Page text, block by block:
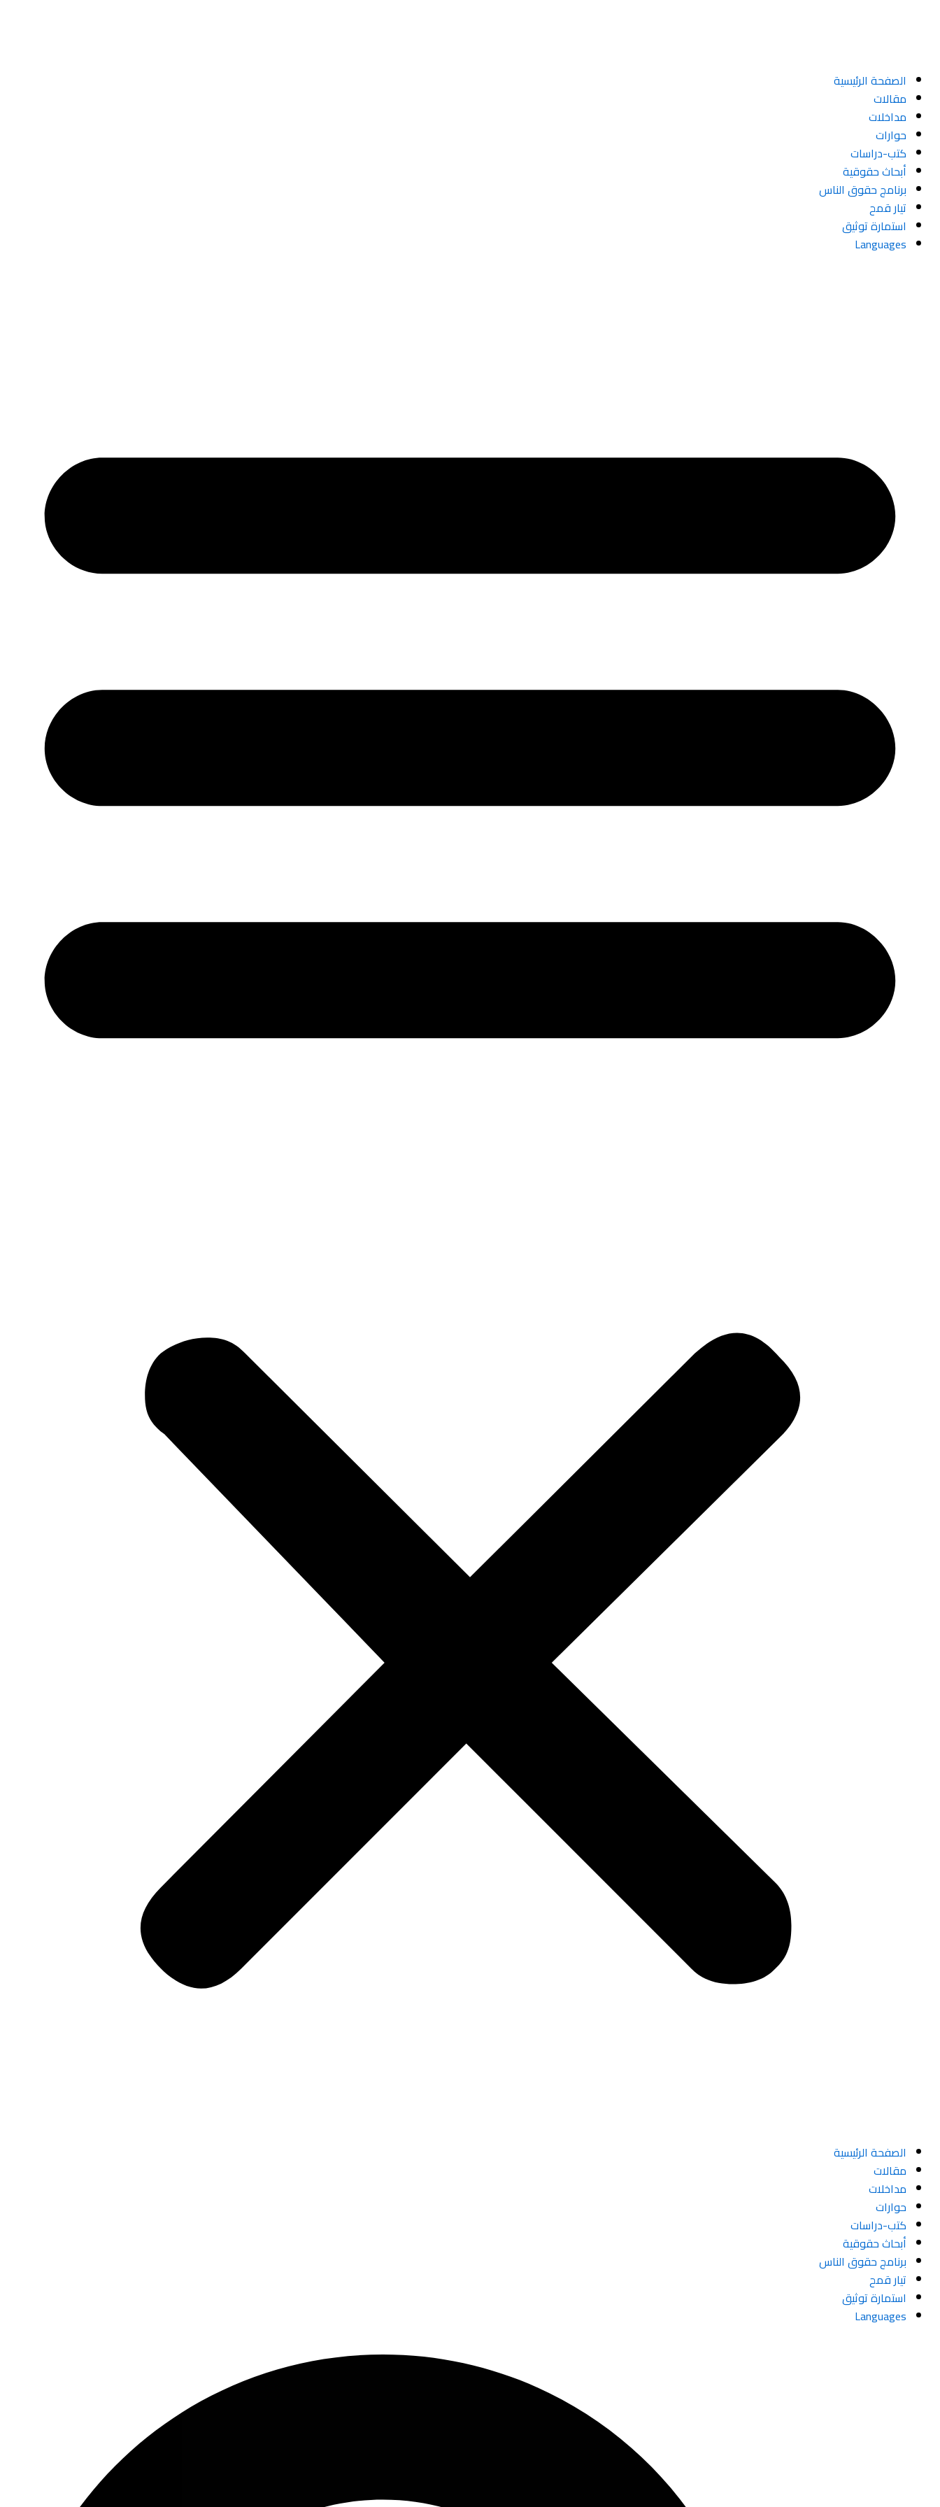
الصفحة الرئيسية
مقالات
مداخلات
حوارات
كتب-دراسات
أبحاث حقوقية
برنامج حقوق الناس
تيار قمح
استمارة توثيق
Languages
الصفحة الرئيسية
مقالات
مداخلات
حوارات
كتب-دراسات
أبحاث حقوقية
برنامج حقوق الناس
تيار قمح
استمارة توثيق
Languages